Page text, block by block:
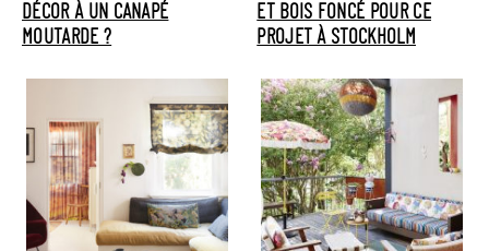
DÉCOR À UN CANAPÉ
MOUTARDE ?
ET BOIS FONCÉ POUR CE
PROJET À STOCKHOLM